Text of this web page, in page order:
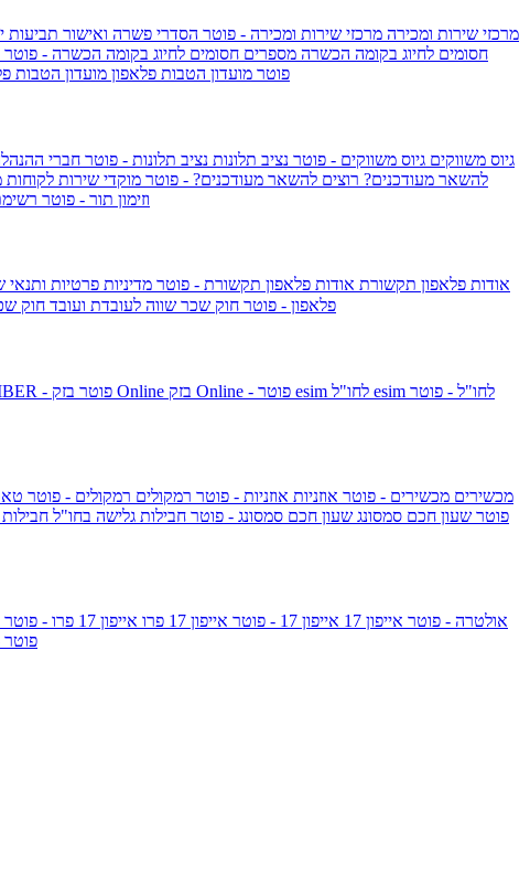
מרכזי שירות ומכירה מרכזי שירות ומכירה - פוטר הסדרי פשרה ואישור תביעות
חסומים לחיוג בקומה הכשרה מספרים חסומים לחיוג בקומה הכשרה - פוטר
IsraelieSIM by Pelephone - פוטר מועדון הטבות פלאפון מועדון הטבות
גיוס משווקים גיוס משווקים - פוטר נציב תלונות נציב תלונות - פוטר חברי
להשאר מעודכנים? רוצים להשאר מעודכנים? - פוטר מוקדי שירות לקוחות
וזימון תור - פוטר
אודות פלאפון תקשורת אודות פלאפון תקשורת - פוטר מדיניות פרטיות ותנאי
פלאפון - פוטר חוק שכר שווה לעובדת ועובד חוק
yes+FIBER - פוטר בזק Online
esim לחו"ל - פוטר
מכשירים מכשירים - פוטר אוזניות אוזניות - פוטר רמקולים רמקולים - פוטר
שעון Apple Watch Series 10 - פוטר שעון חכם סמסונג שעון חכם סמסונג - פוטר חבילות גלישה בחו"ל
גלקסי S26 אולטרה - פוטר אייפון 17 אייפון 17 - פוטר אייפון 17 פרו אייפון 17 פרו - פוטר
Esim - פוטר